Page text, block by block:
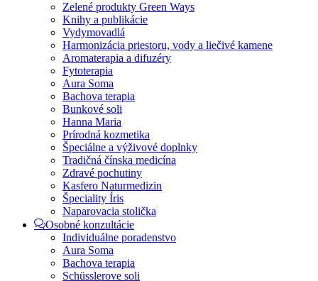
Zelené produkty Green Ways
Knihy a publikácie
Vydymovadlá
Harmonizácia priestoru, vody a liečivé kamene
Aromaterapia a difuzéry
Fytoterapia
Aura Soma
Bachova terapia
Bunkové soli
Hanna Maria
Prírodná kozmetika
Špeciálne a výživové doplnky
Tradičná čínska medicína
Zdravé pochutiny
Kasfero Naturmedizin
Špeciality Íris
Naparovacia stolička
Osobné konzultácie
Individuálne poradenstvo
Aura Soma
Bachova terapia
Schüsslerove soli